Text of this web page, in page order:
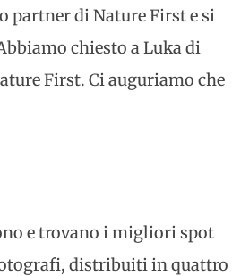
partner di Nature First e si
chiesto a Luka di
First. Ci auguriamo che
e trovano i migliori spot
distribuiti in quattro